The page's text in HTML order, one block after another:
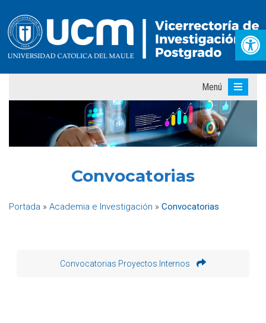
Menú
Convocatorias
Portada » Academia e Investigación » Convocatorias
Convocatorias Proyectos Internos